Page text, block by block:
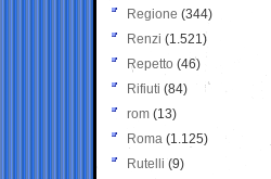
Regione (344)
Renzi (1.521)
Repetto (46)
Rifiuti (84)
rom (13)
Roma (1.125)
Rutelli (9)